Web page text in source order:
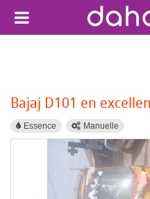
Bajaj D101 en
Essence Manuelle